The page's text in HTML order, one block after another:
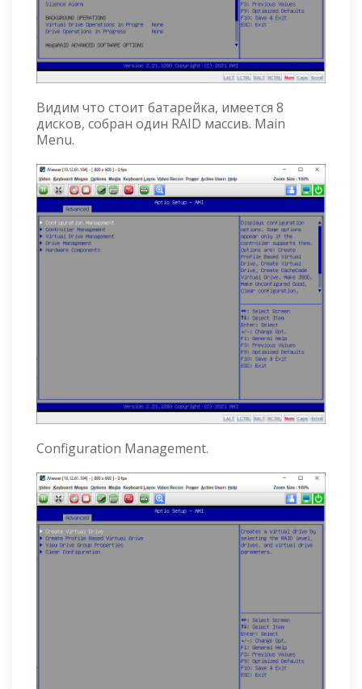
Видим что стоит батарейка, имеется 8
дисков, собран один RAID массив. Main
Menu.
Configuration Management.